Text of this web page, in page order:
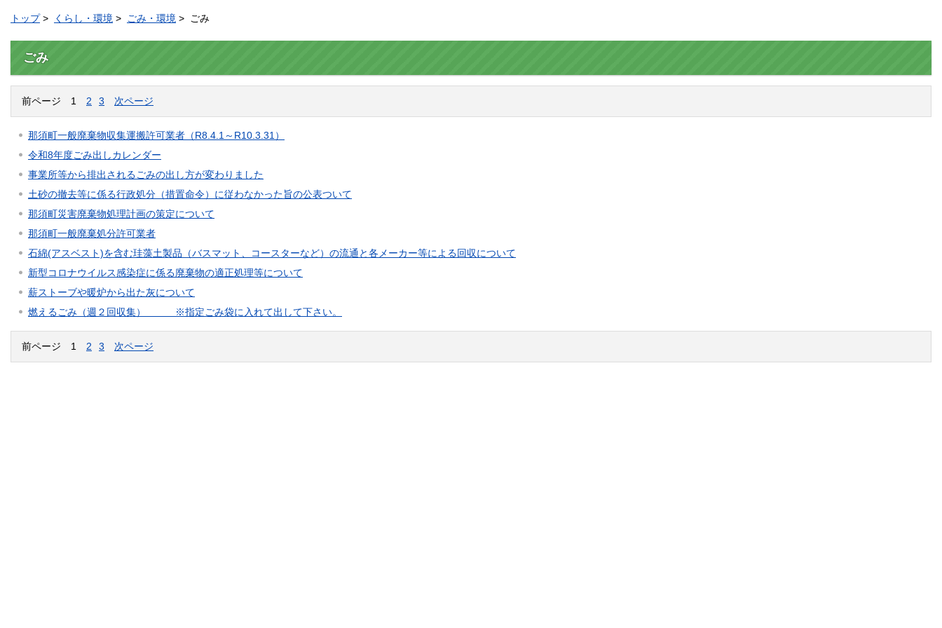
トップ> くらし・環境 > ごみ・環境 > ごみ
ごみ
前ページ 1 2 3 次ページ
那須町一般廃棄物収集運搬許可業者（R8.4.1～R10.3.31）
令和8年度ごみ出しカレンダー
事業所等から排出されるごみの出し方が変わりました
土砂の撤去等に係る行政処分（措置命令）に従わなかった旨の公表ついて
那須町災害廃棄物処理計画の策定について
那須町一般廃棄処分許可業者
石綿(アスベスト)を含む珪藻土製品（バスマット、コースターなど）の流通と各メーカー等による回収について
新型コロナウイルス感染症に係る廃棄物の適正処理等について
薪ストーブや暖炉から出た灰について
燃えるごみ（週２回収集） ※指定ごみ袋に入れて出して下さい。
前ページ 1 2 3 次ページ